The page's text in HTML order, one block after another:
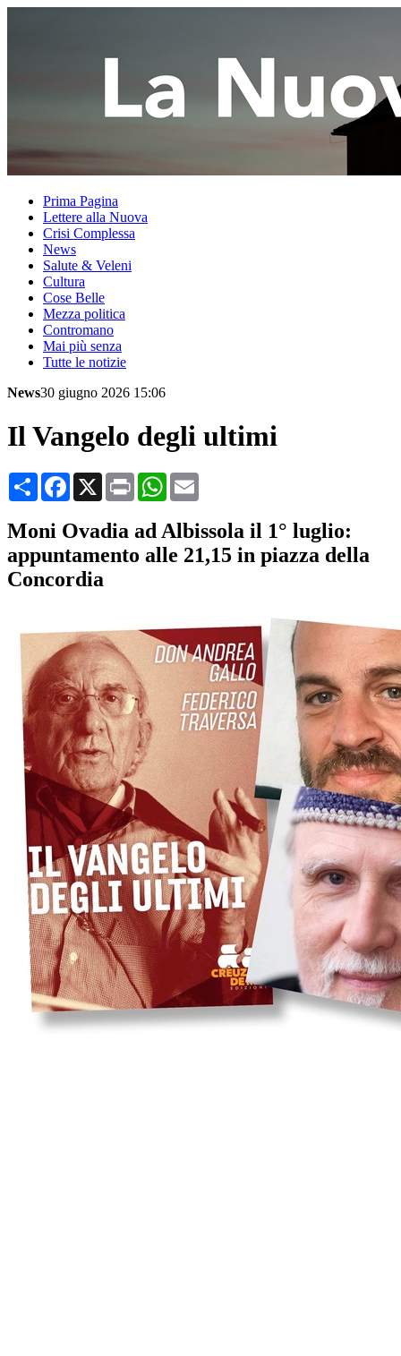
Prima Pagina
Lettere alla Nuova
Crisi Complessa
News
Salute & Veleni
Cultura
Cose Belle
Mezza politica
Contromano
Mai più senza
Tutte le notizie
News30 giugno 2026 15:06
Il Vangelo degli ultimi
CondividiFacebook
X Print WhatsApp
Moni Ovadia ad Albissola il 1° luglio:
appuntamento alle 21,15 in piazza della
Concordia